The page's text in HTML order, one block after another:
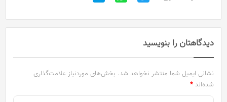
دیدگاهتان را بنویسید
نشانی ایمیل شما منتشر نخواهد شد. بخش‌های موردنیاز علامت‌گذاری
شده‌اند *